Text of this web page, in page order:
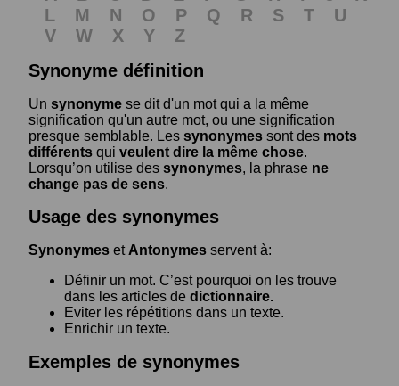
L
M N O P Q R S T
U
V
W X Y
Z
Synonyme définition
Un synonyme se dit d'un mot qui a la même
signification qu'un autre mot, ou une signification
presque semblable. Les synonymes sont des mots
différents qui veulent dire la même chose.
Lorsqu’on utilise des synonymes, la phrase ne
change pas de sens.
Usage des synonymes
Synonymes et Antonymes servent à:
Définir un mot. C’est pourquoi on les trouve
dans les articles de dictionnaire.
Eviter les répétitions dans un texte.
Enrichir un texte.
Exemples de synonymes